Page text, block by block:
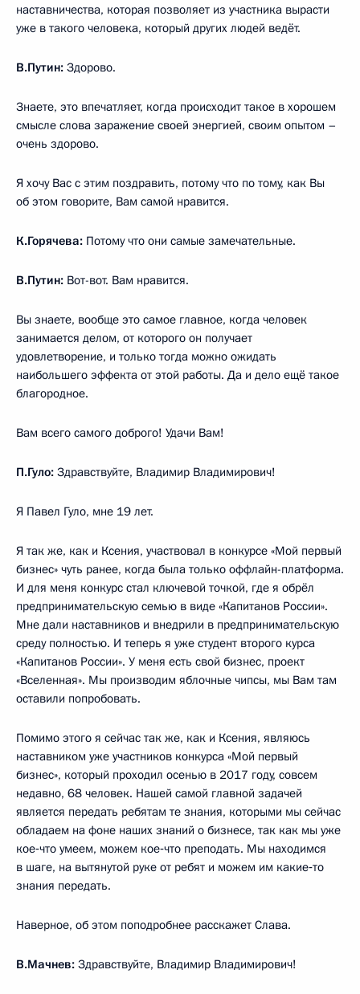
наставничества, которая позволяет из участника вырасти
уже в такого человека, который других людей ведёт.
В.Путин: Здорово.
Знаете, это впечатляет, когда происходит такое в хорошем
смысле слова заражение своей энергией, своим опытом –
очень здорово.
Я хочу Вас с этим поздравить, потому что по тому, как Вы
об этом говорите, Вам самой нравится.
К.Горячева: Потому что они самые замечательные.
В.Путин: Вот-вот. Вам нравится.
Вы знаете, вообще это самое главное, когда человек
занимается делом, от которого он получает
удовлетворение, и только тогда можно ожидать
наибольшего эффекта от этой работы. Да и дело ещё такое
благородное.
Вам всего самого доброго! Удачи Вам!
П.Гуло: Здравствуйте, Владимир Владимирович!
Я Павел Гуло, мне 19 лет.
Я так же, как и Ксения, участвовал в конкурсе «Мой первый
бизнес» чуть ранее, когда была только оффлайн-платформа.
И для меня конкурс стал ключевой точкой, где я обрёл
предпринимательскую семью в виде «Капитанов России».
Мне дали наставников и внедрили в предпринимательскую
среду полностью. И теперь я уже студент второго курса
«Капитанов России». У меня есть свой бизнес, проект
«Вселенная». Мы производим яблочные чипсы, мы Вам там
оставили попробовать.
Помимо этого я сейчас так же, как и Ксения, являюсь
наставником уже участников конкурса «Мой первый
бизнес», который проходил осенью в 2017 году, совсем
недавно, 68 человек. Нашей самой главной задачей
является передать ребятам те знания, которыми мы сейчас
обладаем на фоне наших знаний о бизнесе, так как мы уже
кое‑что умеем, можем кое‑что преподать. Мы находимся
в шаге, на вытянутой руке от ребят и можем им какие‑то
знания передать.
Наверное, об этом поподробнее расскажет Слава.
В.Мачнев: Здравствуйте, Владимир Владимирович!